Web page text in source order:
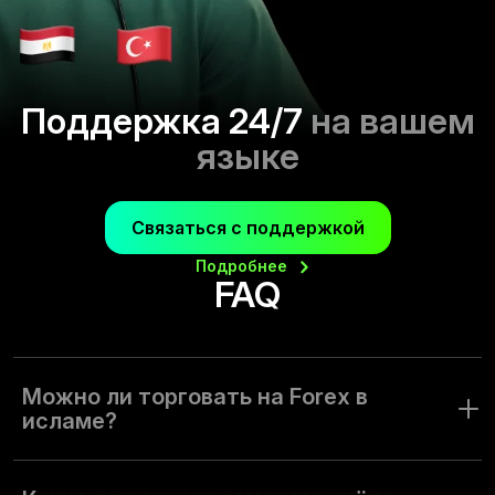
Поддержка 24/7 на вашем
языке
Связаться с поддержкой
Подробнее
FAQ
Можно ли торговать на Forex в
исламе?